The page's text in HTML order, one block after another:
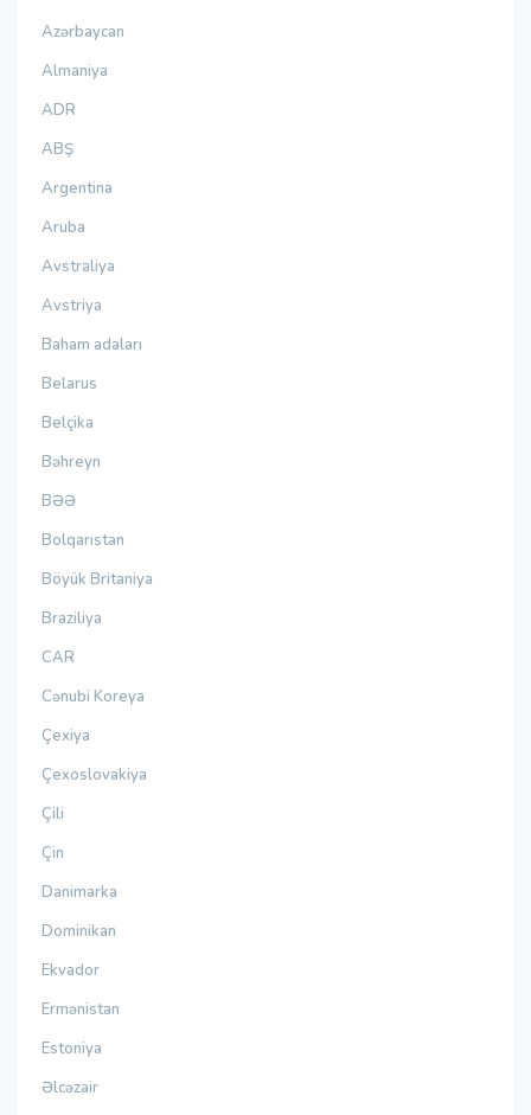
Azərbaycan
Almaniya
ADR
ABŞ
Argentina
Aruba
Avstraliya
Avstriya
Baham adaları
Belarus
Belçika
Bəhreyn
BƏƏ
Bolqarıstan
Böyük Britaniya
Braziliya
CAR
Cənubi Koreya
Çexiya
Çexoslovakiya
Çili
Çin
Danimarka
Dominikan
Ekvador
Ermənistan
Estoniya
Əlcəzair